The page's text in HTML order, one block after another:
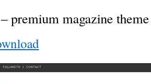
premium magazine theme